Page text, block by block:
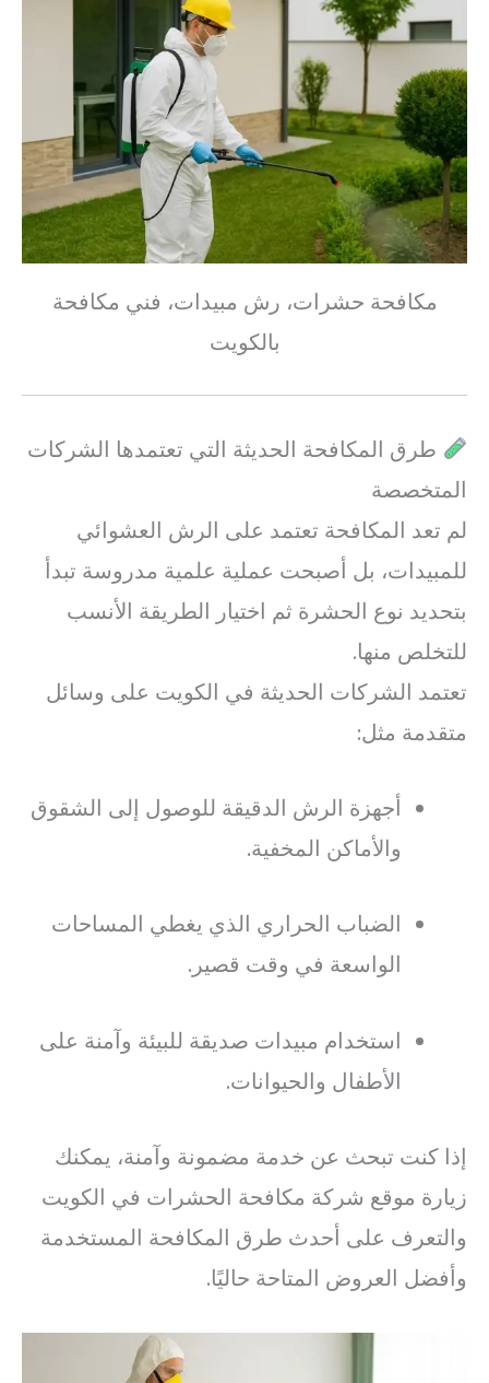
مكافحة حشرات، رش مبيدات، فني مكافحة
بالكويت
طرق المكافحة الحديثة التي تعتمدها الشركات
المتخصصة
لم تعد المكافحة تعتمد على الرش العشوائي
للمبيدات، بل أصبحت عملية علمية مدروسة تبدأ
بتحديد نوع الحشرة ثم اختيار الطريقة الأنسب
للتخلص منها.
تعتمد الشركات الحديثة في الكويت على وسائل
متقدمة مثل:
أجهزة الرش الدقيقة للوصول إلى الشقوق
والأماكن المخفية.
الضباب الحراري الذي يغطي المساحات
الواسعة في وقت قصير.
استخدام مبيدات صديقة للبيئة وآمنة على
الأطفال والحيوانات.
إذا كنت تبحث عن خدمة مضمونة وآمنة، يمكنك
زيارة موقع شركة مكافحة الحشرات في الكويت
والتعرف على أحدث طرق المكافحة المستخدمة
وأفضل العروض المتاحة حاليًا.